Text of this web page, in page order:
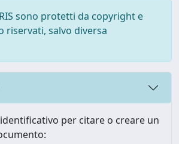
sono protetti da copyright e
salvo diversa
per citare o creare un